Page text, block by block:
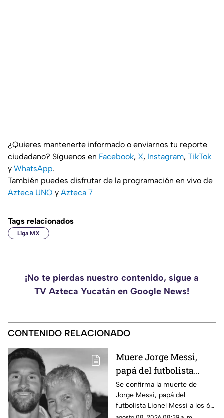
¿Quieres mantenerte informado o enviarnos tu reporte
ciudadano? Síguenos en Facebook, X, Instagram, TikTok
y WhatsApp.
También puedes disfrutar de la programación en vivo de
Azteca UNO y Azteca 7
Tags relacionados
Liga MX
¡No te pierdas nuestro contenido, sigue a
TV Azteca Yucatán en Google News!
CONTENIDO RELACIONADO
Muere Jorge Messi,
papá del futbolista
Lionel Messi a los 68
años; esto se sabe
Se confirma la muerte de
Jorge Messi, papá del
futbolista Lionel Messi a los 68